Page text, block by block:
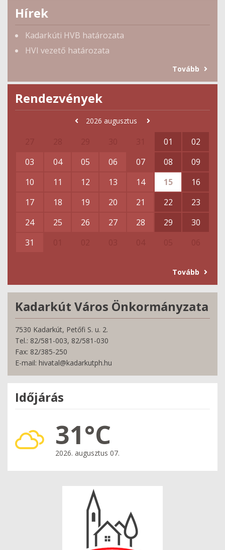
Hírek
Kadarkúti HVB határozata
HVI vezető határozata
Tovább
Rendezvények
2026 augusztus
01
02
03
04 05 06 07 08
09
10
11 12 13 14 15
16
17
18 19 20 21 22
23
24
25 26 27 28 29
30
31
Tovább
Kadarkút Város Önkormányzata
7530 Kadarkút, Petőfi S. u. 2.
Tel.: 82/581-003, 82/581-030
Fax: 82/385-250
E-mail: hivatal@kadarkutph.hu
Időjárás
31°C
2026. augusztus 07.